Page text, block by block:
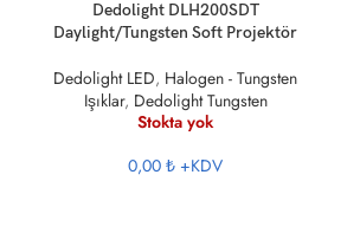
DEVAMINI OKU
Dedolight DLH200SDT
Daylight/Tungsten Soft Projektör
Dedolight LED, Halogen - Tungsten
Işıklar, Dedolight Tungsten
Stokta yok
0,00 ₺ +KDV